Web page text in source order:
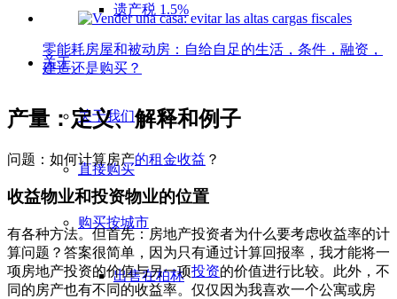
遗产税 1.5%
关于
关于我们
直接购买
购买按城市
出售在柏林
零能耗房屋和被动房：自给自足的生活，条件，融资，
建造还是购买？
产量：定义、解释和例子
问题：如何计算房产的租金收益 ？
收益物业和投资物业的位置
有各种方法。但首先：房地产投资者为什么要考虑收益率的计
算问题？答案很简单，因为只有通过计算回报率，我才能将一
项房地产投资的价值与另一项投资的价值进行比较。此外，不
同的房产也有不同的收益率。仅仅因为我喜欢一个公寓或房